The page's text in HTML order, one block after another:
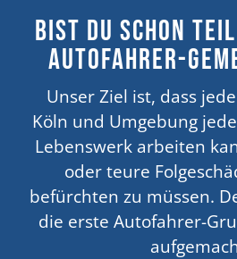
Bist du schon
Autofahrer-
Unser Ziel ist, dass
Köln und Umgebung
Lebenswerk arbeiten
oder teure
befürchten zu müssen.
die erste Autofahrer-